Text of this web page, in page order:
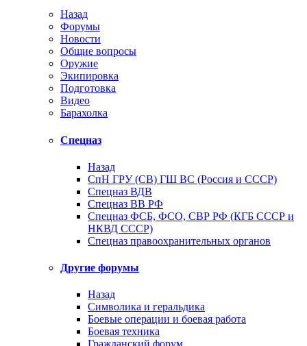
Назад
Форумы
Новости
Общие вопросы
Оружие
Экипировка
Подготовка
Видео
Барахолка
Спецназ
Назад
СпН ГРУ (СВ) ГШ ВС (Россия и СССР)
Спецназ ВДВ
Спецназ ВВ РФ
Спецназ ФСБ, ФСО, СВР РФ (КГБ СССР и
НКВД СССР)
Спецназ правоохранительных органов
Другие форумы
Назад
Символика и геральдика
Боевые операции и боевая работа
Боевая техника